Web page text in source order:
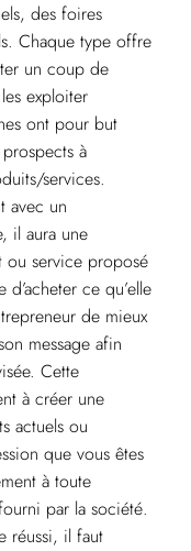
des foires
Chaque type offre
un coup de
exploiter
ont pour but
à
services.
avec un
il aura une
ou service proposé
ce qu’elle
de mieux
message afin
Cette
à créer une
actuels ou
que vous êtes
à toute
par la société.
réussi, il faut